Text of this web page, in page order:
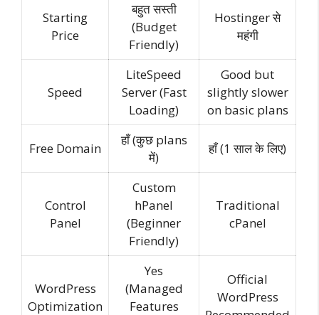
Starting
Price
बहुत सस्ती
(Budget
Friendly)
Hostinger से
महंगी
Speed
LiteSpeed
Server (Fast
Loading)
Good but
slightly slower
on basic plans
Free Domain
हाँ (कुछ plans
में)
हाँ (1 साल के लिए)
Control
Panel
Custom
hPanel
(Beginner
Friendly)
Traditional
cPanel
WordPress
Optimization
Yes
(Managed
Features
Official
WordPress